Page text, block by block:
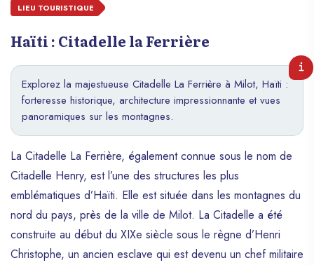
LIEU TOURISTIQUE
Haïti : Citadelle la Ferrière
Explorez la majestueuse Citadelle La Ferrière à Milot, Haïti :
forteresse historique, architecture impressionnante et vues
panoramiques sur les montagnes.
La Citadelle La Ferrière, également connue sous le nom de
Citadelle Henry, est l’une des structures les plus
emblématiques d’Haïti. Elle est située dans les montagnes du
nord du pays, près de la ville de Milot. La Citadelle a été
construite au début du XIXe siècle sous le règne d’Henri
Christophe, un ancien esclave qui est devenu un chef militaire